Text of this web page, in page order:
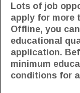
Lots of job
apply for more
Offline, you
educational
application.
minimum
conditions for